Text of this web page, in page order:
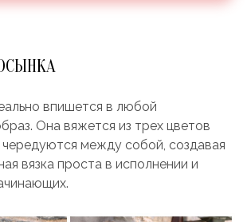
впишется в любой
Она вяжется из трех цветов
между собой, создавая
вязка проста в исполнении и